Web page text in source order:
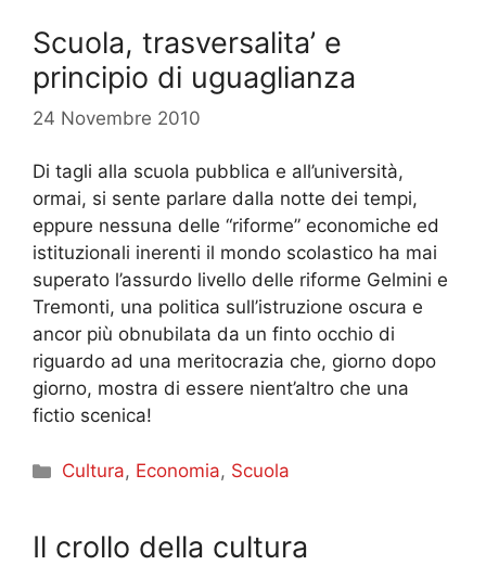
Scuola, trasversalita’ e
principio di uguaglianza
24 Novembre 2010
Di tagli alla scuola pubblica e all’università,
ormai, si sente parlare dalla notte dei tempi,
eppure nessuna delle “riforme” economiche ed
istituzionali inerenti il mondo scolastico ha mai
superato l’assurdo livello delle riforme Gelmini e
Tremonti, una politica sull’istruzione oscura e
ancor più obnubilata da un finto occhio di
riguardo ad una meritocrazia che, giorno dopo
giorno, mostra di essere nient’altro che una
fictio scenica!
Categorie
Cultura, Economia, Scuola
Il crollo della cultura